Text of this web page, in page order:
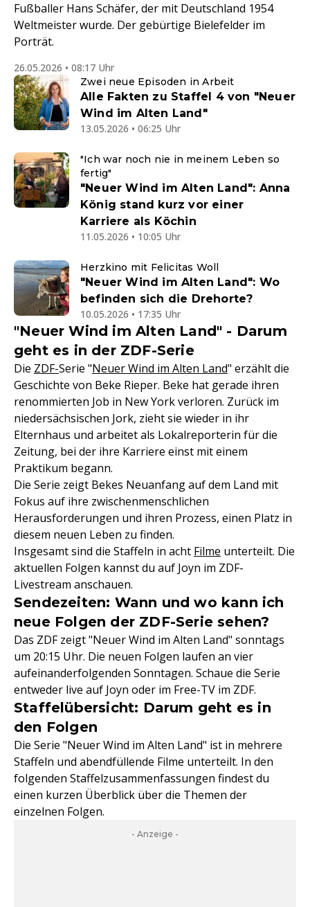
Fußballer Hans Schäfer, der mit Deutschland 1954
Weltmeister wurde. Der gebürtige Bielefelder im
Porträt.
26.05.2026 • 08:17 Uhr
Zwei neue Episoden in Arbeit
Alle Fakten zu Staffel 4 von "Neuer
Wind im Alten Land"
13.05.2026 • 06:25 Uhr
"Ich war noch nie in meinem Leben so
fertig"
"Neuer Wind im Alten Land": Anna
König stand kurz vor einer
Karriere als Köchin
11.05.2026 • 10:05 Uhr
Herzkino mit Felicitas Woll
"Neuer Wind im Alten Land": Wo
befinden sich die Drehorte?
10.05.2026 • 17:35 Uhr
"Neuer Wind im Alten Land" - Darum
geht es in der ZDF-Serie
Die ZDF-Serie "Neuer Wind im Alten Land" erzählt die
Geschichte von Beke Rieper. Beke hat gerade ihren
renommierten Job in New York verloren. Zurück im
niedersächsischen Jork, zieht sie wieder in ihr
Elternhaus und arbeitet als Lokalreporterin für die
Zeitung, bei der ihre Karriere einst mit einem
Praktikum begann.
Die Serie zeigt Bekes Neuanfang auf dem Land mit
Fokus auf ihre zwischenmenschlichen
Herausforderungen und ihren Prozess, einen Platz in
diesem neuen Leben zu finden.
Insgesamt sind die Staffeln in acht Filme unterteilt. Die
aktuellen Folgen kannst du auf Joyn im ZDF-
Livestream anschauen.
Sendezeiten: Wann und wo kann ich
neue Folgen der ZDF-Serie sehen?
Das ZDF zeigt "Neuer Wind im Alten Land" sonntags
um 20:15 Uhr. Die neuen Folgen laufen an vier
aufeinanderfolgenden Sonntagen. Schaue die Serie
entweder live auf Joyn oder im Free-TV im ZDF.
Staffelübersicht: Darum geht es in
den Folgen
Die Serie "Neuer Wind im Alten Land" ist in mehrere
Staffeln und abendfüllende Filme unterteilt. In den
folgenden Staffelzusammenfassungen findest du
einen kurzen Überblick über die Themen der
einzelnen Folgen.
- Anzeige -